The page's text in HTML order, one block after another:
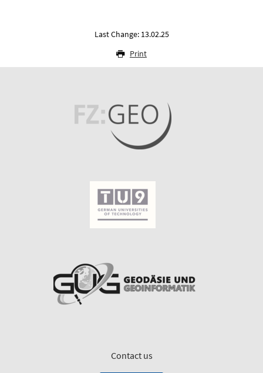
Last Change: 13.02.25
Print
Contact us